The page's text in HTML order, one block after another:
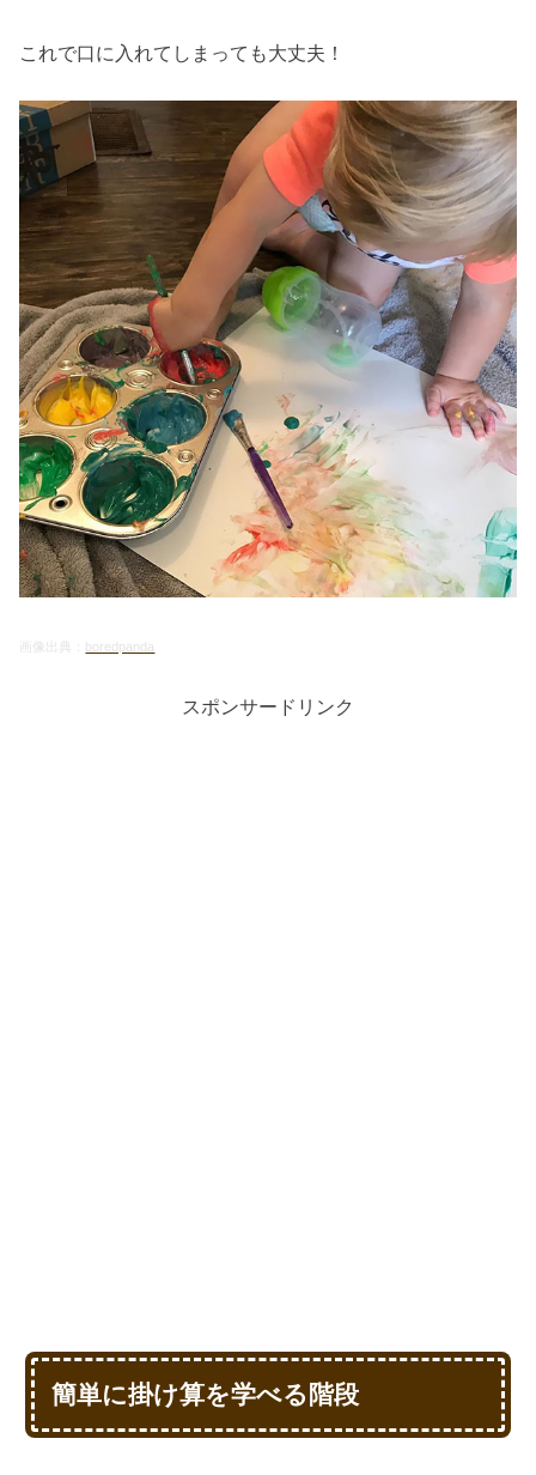
これで口に入れてしまっても大丈夫！
画像出典： boredpanda
スポンサードリンク
簡単に掛け算を学べる階段